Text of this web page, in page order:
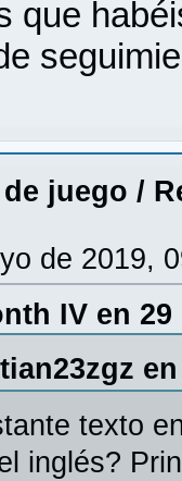
que
juego /
de 2019,
IV en 29
texto
inglés?